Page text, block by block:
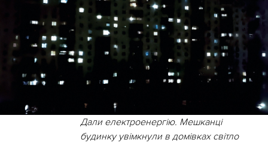
Дали електроенергію. Мешканці
будинку увімкнули в домівках світло